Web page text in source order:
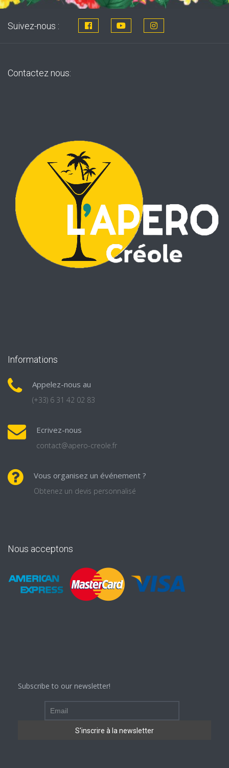
Suivez-nous :
Contactez nous:
Informations
Appelez-nous au
(+33) 6 31 42 02 83
Ecrivez-nous
contact@apero-creole.fr
Vous organisez un événement ?
Obtenez un devis personnalisé
Nous acceptons
Subscribe to our newsletter!